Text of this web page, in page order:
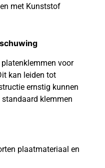
met Kunststof
voor
kan leiden tot
ernstig kunnen
klemmen
plaatmateriaal en